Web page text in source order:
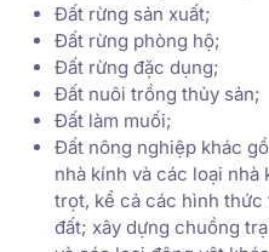
Đất rừng sản xuất;
Đất rừng phòng hộ;
Đất rừng đặc dụng;
Đất nuôi trồng thủy sản;
Đất làm muối;
Đất nông nghiệp khác
nhà kính và các loại
trọt, kể cả các hình
đất; xây dựng chuồng